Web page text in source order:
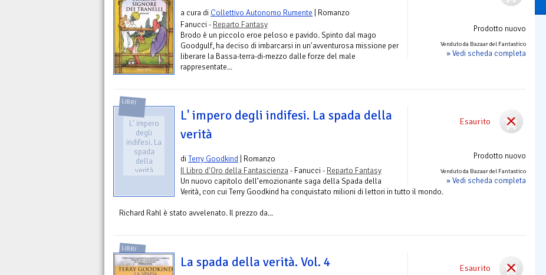
Prodotto nuovo
Venduto da Bazaar del Fantastico
» Vedi scheda completa
a cura di Collettivo Autonomo Rumente | Romanzo
Fanucci - Reparto Fantasy
Brodo è un piccolo eroe peloso e pavido. Spinto dal mago
Goodgulf, ha deciso di imbarcarsi in un'avventurosa missione per
liberare la Bassa-terra-di-mezzo dalle forze del male
rappresentate...
Esaurito
Prodotto nuovo
Venduto da Bazaar del Fantastico
» Vedi scheda completa
LIBRI
L' impero
degli
indifesi. La
spada
della
verità
L' impero degli indifesi. La spada della
verità
diTerry Goodkind | Romanzo
Il Libro d'Oro della Fantascienza- Fanucci - Reparto Fantasy
Un nuovo capitolo dell’emozionante saga della Spada della
Verità, con cui Terry Goodkind ha conquistato milioni di lettori in tutto il mondo.
Richard Rahl è stato avvelenato. Il prezzo da...
Esaurito
LIBRI
La spada della verità. Vol. 4